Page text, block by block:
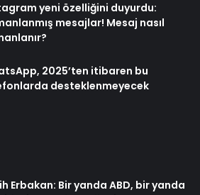
yeni özelliğini duyurdu:
mesajlar! Mesaj nasıl
2025’ten itibaren bu
desteklenmeyecek
Erbakan: Bir yanda ABD, bir yanda